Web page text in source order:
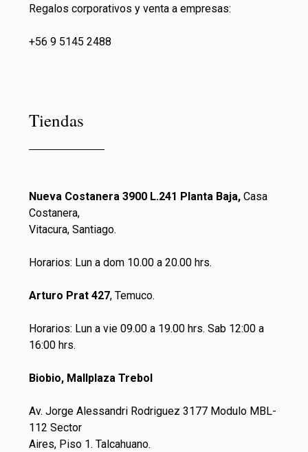
Regalos corporativos y venta a empresas:
+56 9 5145 2488
Tiendas
Nueva Costanera 3900 L.241 Planta Baja, Casa
Costanera,
Vitacura, Santiago.
Horarios: Lun a dom 10.00 a 20.00 hrs.
Arturo Prat 427, Temuco.
Horarios: Lun a vie 09.00 a 19.00 hrs. Sab 12:00 a
16:00 hrs.
Biobio, Mallplaza Trebol
Av. Jorge Alessandri Rodriguez 3177 Modulo MBL-
112 Sector
Aires, Piso 1. Talcahuano.